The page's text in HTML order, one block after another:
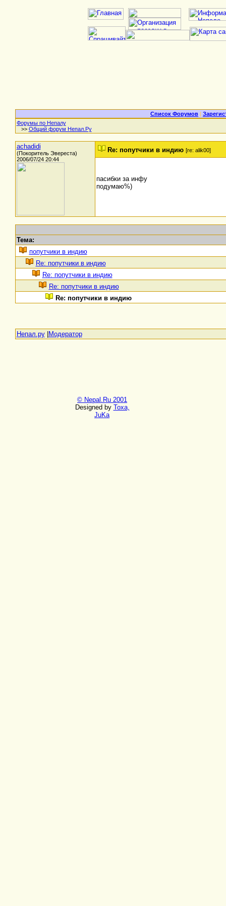
Список Форумов |
Форумы по Непалу
>> Общий форум Непал.Ру
achadidi
(Покоритель Эвереста)
2006/07/24 20:44
Re: попутчики в индию [re: alik00]
пасибки за инфу
подумаю%)
Тема:
попутчики в индию
Re: попутчики в индию
Re: попутчики в индию
Re: попутчики в индию
Re: попутчики в индию
Непал.ру| Модератор
© Nepal.Ru 2001
Designed by Toxa,
JuKa